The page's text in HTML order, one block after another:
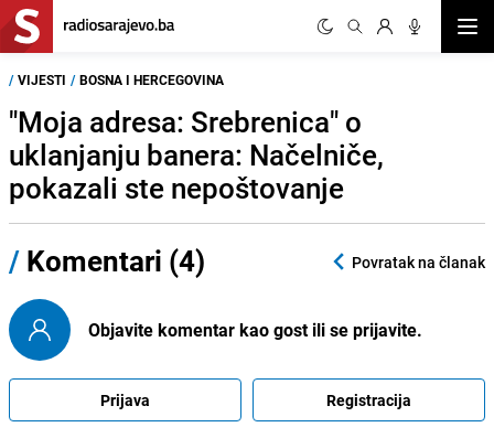
/ VIJESTI / BOSNA I HERCEGOVINA
"Moja adresa: Srebrenica" o
uklanjanju banera: Načelniče,
pokazali ste nepoštovanje
/ Komentari (4) Povratak na članak
Objavite komentar kao gost ili se prijavite.
Prijava Registracija